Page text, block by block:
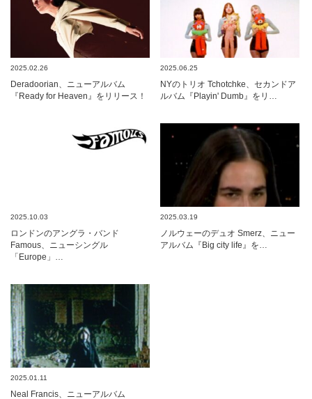
2025.02.26
Deradoorian、ニューアルバム
『Ready for Heaven』をリリース！
2025.06.25
NYのトリオ Tchotchke、セカンドア
ルバム『Playin' Dumb』をリ…
2025.10.03
ロンドンのアングラ・バンド
Famous、ニューシングル
「Europe」…
2025.03.19
ノルウェーのデュオ Smerz、ニュー
アルバム『Big city life』を…
2025.01.11
Neal Francis、ニューアルバム